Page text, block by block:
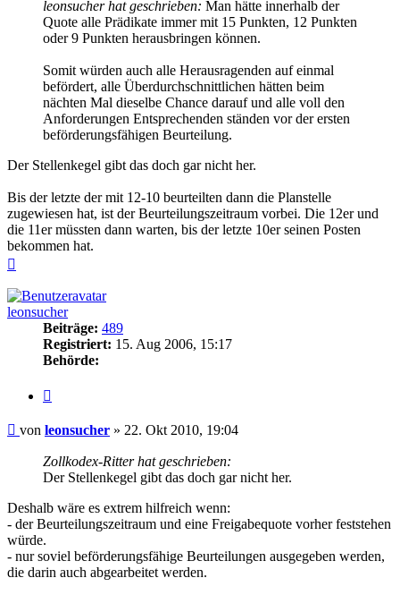
leonsucher hat geschrieben: Man hätte innerhalb der
Quote alle Prädikate immer mit 15 Punkten, 12 Punkten
oder 9 Punkten herausbringen können.
Somit würden auch alle Herausragenden auf einmal
befördert, alle Überdurchschnittlichen hätten beim
nächten Mal dieselbe Chance darauf und alle voll den
Anforderungen Entsprechenden ständen vor der ersten
beförderungsfähigen Beurteilung.
Der Stellenkegel gibt das doch gar nicht her.
Bis der letzte der mit 12-10 beurteilten dann die Planstelle
zugewiesen hat, ist der Beurteilungszeitraum vorbei. Die 12er und
die 11er müssten dann warten, bis der letzte 10er seinen Posten
bekommen hat.
leonsucher
Beiträge: 489
Registriert: 15. Aug 2006, 15:17
Behörde:
Beitrag
von leonsucher » 22. Okt 2010, 19:04
Zollkodex-Ritter hat geschrieben:
Der Stellenkegel gibt das doch gar nicht her.
Deshalb wäre es extrem hilfreich wenn:
- der Beurteilungszeitraum und eine Freigabequote vorher feststehen
würde.
- nur soviel beförderungsfähige Beurteilungen ausgegeben werden,
die darin auch abgearbeitet werden.